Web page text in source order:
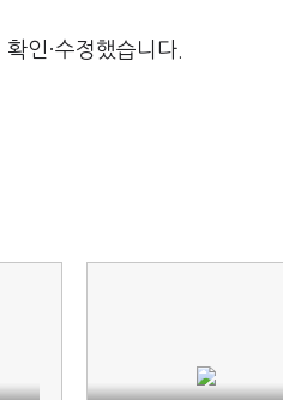
인·수정했습니다.